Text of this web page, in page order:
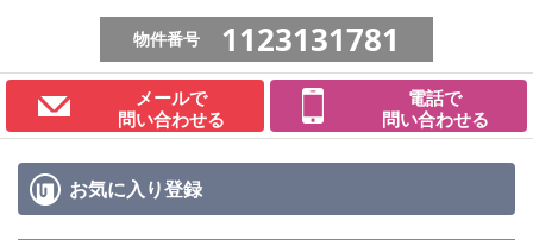
物件番号 1123131781
メールで
問い合わせる
電話で
問い合わせる
お気に入り登録